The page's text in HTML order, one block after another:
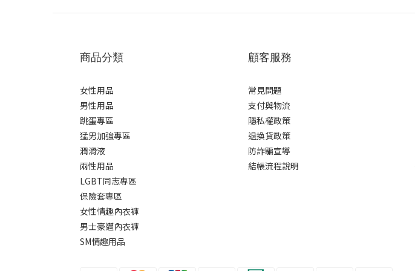
商品分類
女性用品
男性用品
跳蛋專區
猛男加強專區
潤滑液
兩性用品
LGBT同志專區
保險套專區
女性情趣內衣褲
男士豪邁內衣褲
SM情趣用品
顧客服務
常見問題
支付與物流
隱私權政策
退換貨政策
防詐騙宣導
結帳流程說明